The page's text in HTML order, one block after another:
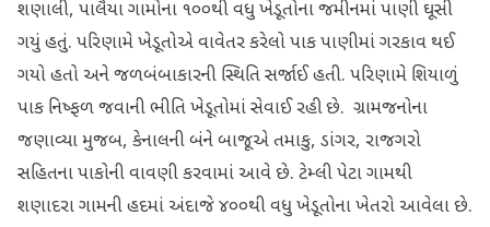
શણાલી, પાલૈયા ગામોના ૧૦૦થી વધુ ખેડૂતોના જમીનમાં પાણી ઘૂસી
ગયું હતું. પરિણામે ખેડૂતોએ વાવેતર કરેલો પાક પાણીમાં ગરકાવ થઈ
ગયો હતો અને જળબંબાકારની સ્થિતિ સર્જાઈ હતી. પરિણામે શિયાળું
પાક નિષ્ફળ જવાની ભીતિ ખેડૂતોમાં સેવાઈ રહી છે. ગ્રામજનોના
જણાવ્યા મુજબ, કેનાલની બંને બાજૂએ તમાકુ, ડાંગર, રાજગરો
સહિતના પાકોની વાવણી કરવામાં આવે છે. ટેમ્લી પેટા ગામથી
શણાદરા ગામની હદમાં અંદાજે ૪૦૦થી વધુ ખેડૂતોના ખેતરો આવેલા છે.